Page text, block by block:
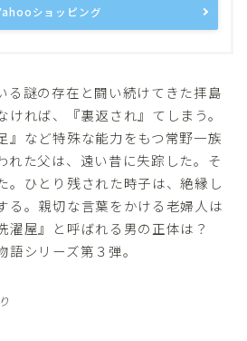
ショッピング
る謎の存在と闘い続けてきた拝島
ければ、『裏返され』てしまう。
』など特殊な能力をもつ常野一族
れた父は、遠い昔に失踪した。そ
。ひとり残された時子は、絶縁し
る。親切な言葉をかける老婦人は
濯屋』と呼ばれる男の正体は？
シリーズ第３弾。